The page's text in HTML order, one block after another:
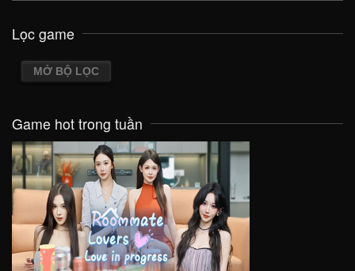
Lọc game
MỞ BỘ LỌC
Game hot trong tuần
VIEW